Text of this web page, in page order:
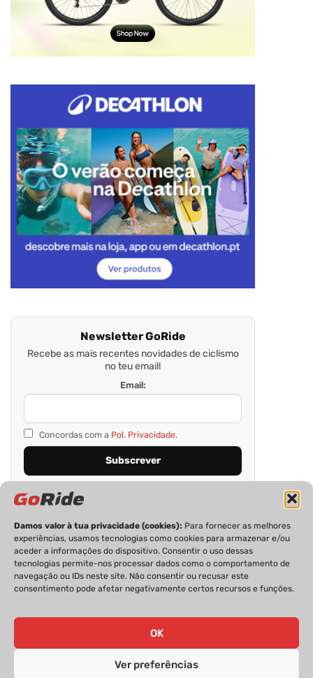
Damos valor à tua privacidade (cookies): Para fornecer as melhores
experiências, usamos tecnologias como cookies para armazenar e/ou
aceder a informações do dispositivo. Consentir o uso dessas
tecnologias permite-nos processar dados como o comportamento de
navegação ou IDs neste site. Não consentir ou recusar este
consentimento pode afetar negativamente certos recursos e funções.
OK
Ver preferências
Newsletter GoRide
Recebe as mais recentes novidades de ciclismo
no teu email!
Email:
Concordas com a Pol. Privacidade.
PRIVACIDADE FICHA TÉCNICA
ESTATUTO EDITORIAL